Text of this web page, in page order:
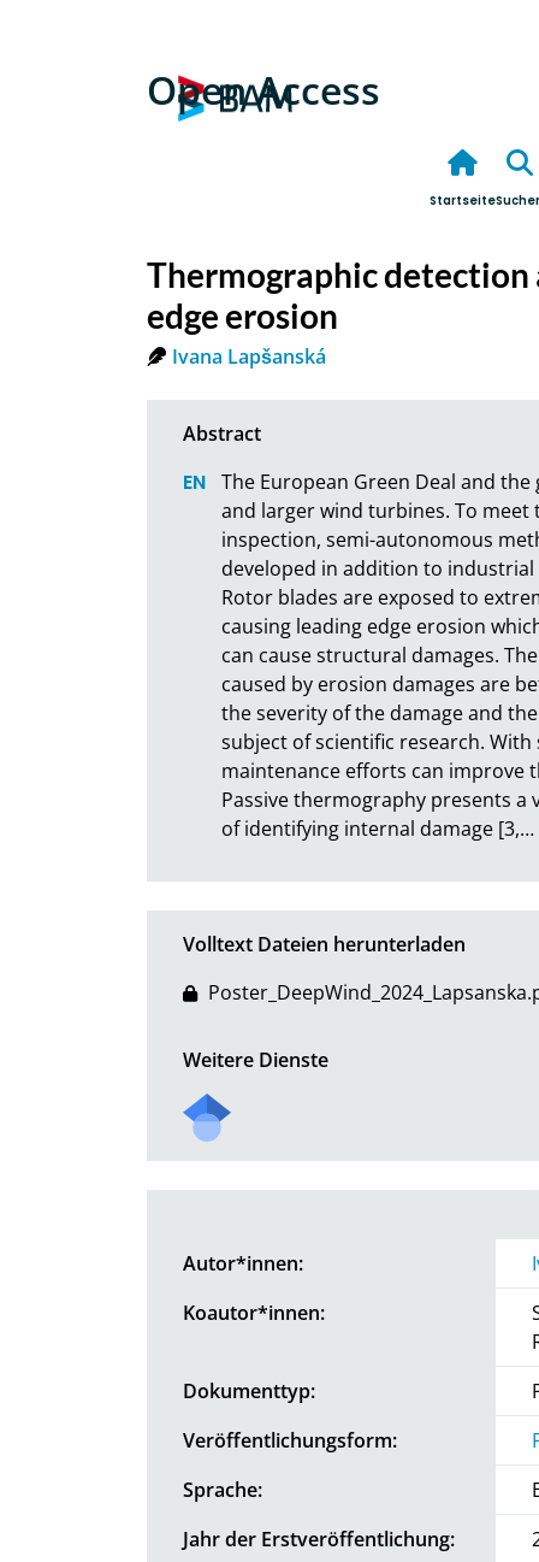
Open Access
Startseite
Thermographic
edge erosion
Ivana Lapšanská
The European Green Deal and
and larger wind turbines. To
inspection, semi-autonomous
developed in addition to
Rotor blades are exposed to
causing leading edge erosion
can cause structural damages.
caused by erosion damages are
the severity of the damage and
subject of scientific research.
maintenance efforts can improve
Passive thermography presents
of identifying internal damage [3,…
Volltext Dateien herunterladen
Weitere Dienste
Autor*innen:
Koautor*innen:
Dokumenttyp:
Veröffentlichungsform:
Sprache:
Jahr der Erstveröffentlichung: